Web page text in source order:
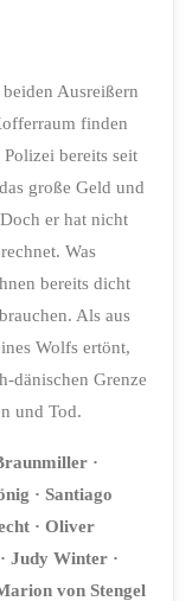
Ausreißern
finden
bereits seit
große Geld und
er hat nicht
Was
bereits dicht
Als aus
Wolfs ertönt,
dänischen Grenze
und Tod.
·
· Santiago
·Oliver
· Judy Winter ·
von Stengel